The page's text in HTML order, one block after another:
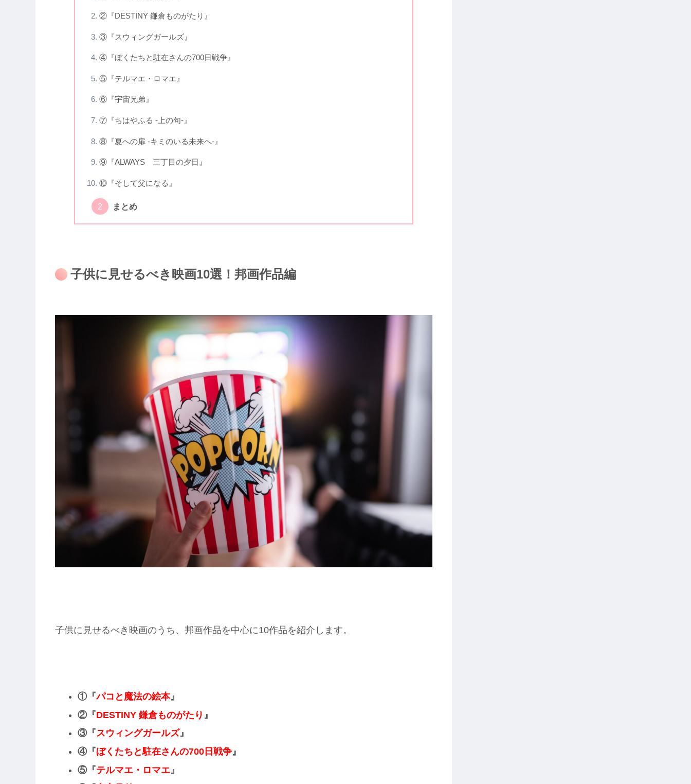
②『DESTINY 鎌倉ものがたり』
③『スウィングガールズ』
④『ぼくたちと駐在さんの700日戦争』
⑤『テルマエ・ロマエ』
⑥『宇宙兄弟』
⑦『ちはやふる -上の句-』
⑧『夏への扉 -キミのいる未来へ-』
⑨『ALWAYS 三丁目の夕日』
⑩『そして父になる』
まとめ
子供に見せるべき映画10選！邦画作品編
子供に見せるべき映画のうち、邦画作品を中心に10作品を紹介します。
①『パコと魔法の絵本』
②『DESTINY 鎌倉ものがたり 』
③『スウィングガールズ』
④『ぼくたちと駐在さんの700日戦争』
⑤『テルマエ・ロマエ』